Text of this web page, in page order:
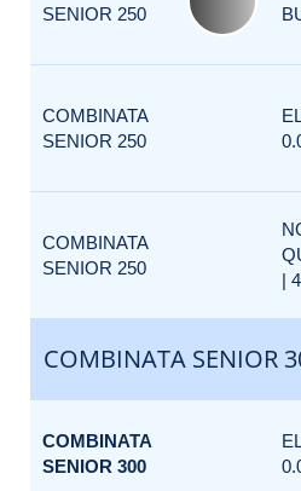
SENIOR 250
COMBINATA
SENIOR 250
COMBINATA
SENIOR 250
|
COMBINATA SENIOR
COMBINATA
SENIOR 300